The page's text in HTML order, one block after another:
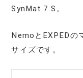
SynMat 7 S。
NemoとEXPEDの
サイズです。